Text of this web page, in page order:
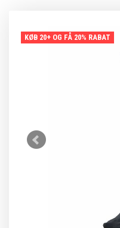
KØB 20+ OG FÅ 20% RABAT